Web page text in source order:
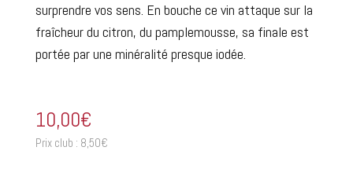
surprendre vos sens. En bouche ce vin attaque sur la
fraîcheur du citron, du pamplemousse, sa finale est
portée par une minéralité presque iodée.
10,00€
Prix club : 8,50€